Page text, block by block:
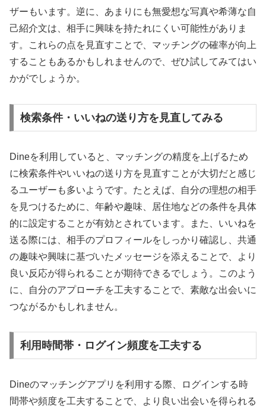
ザーもいます。逆に、あまりにも無愛想な写真や希薄な自
己紹介文は、相手に興味を持たれにくい可能性がありま
す。これらの点を見直すことで、マッチングの確率が向上
することもあるかもしれませんので、ぜひ試してみてはい
かがでしょうか。
検索条件・いいねの送り方を見直してみる
Dineを利用していると、マッチングの精度を上げるため
に検索条件やいいねの送り方を見直すことが大切だと感じ
るユーザーも多いようです。たとえば、自分の理想の相手
を見つけるために、年齢や趣味、居住地などの条件を具体
的に設定することが有効とされています。また、いいねを
送る際には、相手のプロフィールをしっかり確認し、共通
の趣味や興味に基づいたメッセージを添えることで、より
良い反応が得られることが期待できるでしょう。このよう
に、自分のアプローチを工夫することで、素敵な出会いに
つながるかもしれません。
利用時間帯・ログイン頻度を工夫する
Dineのマッチングアプリを利用する際、ログインする時
間帯や頻度を工夫することで、より良い出会いを得られる